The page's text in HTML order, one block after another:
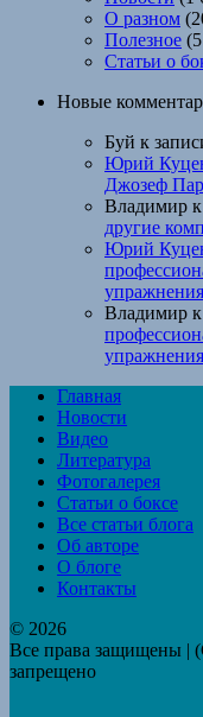
О разном
Полезное
Статьи о
Новые
Буй к
Юрий
Джозеф
Владимир
другие
Юрий
упражнения
Владимир
упражнения
Главная
Новости
Видео
Литература
Фотогалерея
Статьи о боксе
Все статьи блога
Об авторе
О блоге
Контакты
© 2026
Все права защищены |
запрещено